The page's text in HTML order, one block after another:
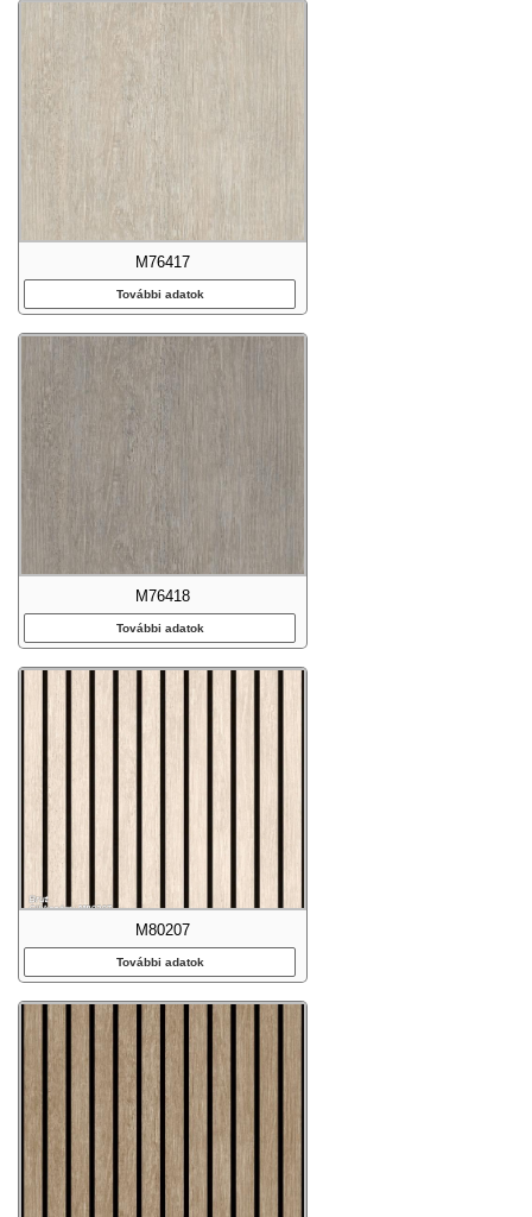
M76417
További adatok
M76418
További adatok
M80207
További adatok